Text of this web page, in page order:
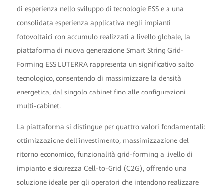
di esperienza nello sviluppo di tecnologie ESS e a una
consolidata esperienza applicativa negli impianti
fotovoltaici con accumulo realizzati a livello globale, la
piattaforma di nuova generazione Smart String Grid-
Forming ESS LUTERRA rappresenta un significativo salto
tecnologico, consentendo di massimizzare la densità
energetica, dal singolo cabinet fino alle configurazioni
multi-cabinet.
La piattaforma si distingue per quattro valori fondamentali:
ottimizzazione dell'investimento, massimizzazione del
ritorno economico, funzionalità grid-forming a livello di
impianto e sicurezza Cell-to-Grid (C2G), offrendo una
soluzione ideale per gli operatori che intendono realizzare